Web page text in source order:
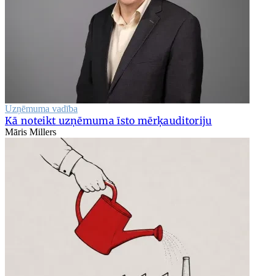
Uzņēmuma vadība
Kā noteikt uzņēmuma īsto mērķauditoriju
Māris Millers